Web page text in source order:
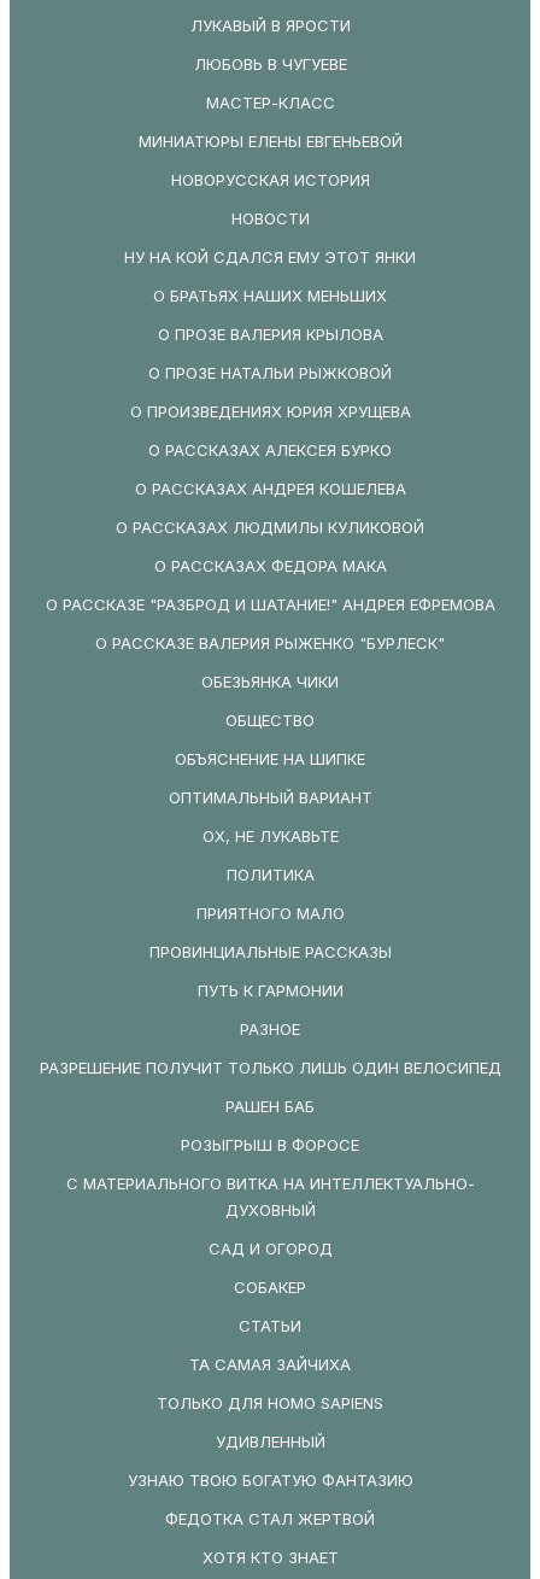
ЛУКАВЫЙ В ЯРОСТИ
ЛЮБОВЬ В ЧУГУЕВЕ
МАСТЕР-КЛАСС
МИНИАТЮРЫ ЕЛЕНЫ ЕВГЕНЬЕВОЙ
НОВОРУССКАЯ ИСТОРИЯ
НОВОСТИ
НУ НА КОЙ СДАЛСЯ ЕМУ ЭТОТ ЯНКИ
О БРАТЬЯХ НАШИХ МЕНЬШИХ
О ПРОЗЕ ВАЛЕРИЯ КРЫЛОВА
О ПРОЗЕ НАТАЛЬИ РЫЖКОВОЙ
О ПРОИЗВЕДЕНИЯХ ЮРИЯ ХРУЩЕВА
О РАССКАЗАХ АЛЕКСЕЯ БУРКО
О РАССКАЗАХ АНДРЕЯ КОШЕЛЕВА
О РАССКАЗАХ ЛЮДМИЛЫ КУЛИКОВОЙ
О РАССКАЗАХ ФЕДОРА МАКА
О РАССКАЗЕ "РАЗБРОД И ШАТАНИЕ!" АНДРЕЯ ЕФРЕМОВА
О РАССКАЗЕ ВАЛЕРИЯ РЫЖЕНКО "БУРЛЕСК"
ОБЕЗЬЯНКА ЧИКИ
ОБЩЕСТВО
ОБЪЯСНЕНИЕ НА ШИПКЕ
ОПТИМАЛЬНЫЙ ВАРИАНТ
ОХ, НЕ ЛУКАВЬТЕ
ПОЛИТИКА
ПРИЯТНОГО МАЛО
ПРОВИНЦИАЛЬНЫЕ РАССКАЗЫ
ПУТЬ К ГАРМОНИИ
РАЗНОЕ
РАЗРЕШЕНИЕ ПОЛУЧИТ ТОЛЬКО ЛИШЬ ОДИН ВЕЛОСИПЕД
РАШЕН БАБ
РОЗЫГРЫШ В ФОРОСЕ
С МАТЕРИАЛЬНОГО ВИТКА НА ИНТЕЛЛЕКТУАЛЬНО-
ДУХОВНЫЙ
САД И ОГОРОД
СОБАКЕР
СТАТЬИ
ТА САМАЯ ЗАЙЧИХА
ТОЛЬКО ДЛЯ HOMO SAPIENS
УДИВЛЕННЫЙ
УЗНАЮ ТВОЮ БОГАТУЮ ФАНТАЗИЮ
ФЕДОТКА СТАЛ ЖЕРТВОЙ
ХОТЯ КТО ЗНАЕТ